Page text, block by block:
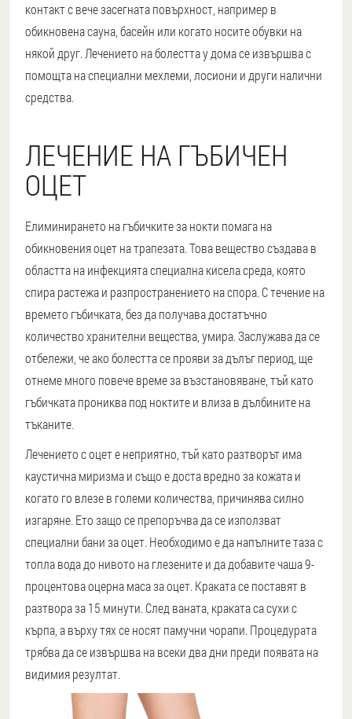
контакт с вече засегната повърхност, например в
обикновена сауна, басейн или когато носите обувки на
някой друг. Лечението на болестта у дома се извършва с
помощта на специални мехлеми, лосиони и други налични
средства.
ЛЕЧЕНИЕ НА ГЪБИЧЕН
ОЦЕТ
Елиминирането на гъбичките за нокти помага на
обикновения оцет на трапезата. Това вещество създава в
областта на инфекцията специална кисела среда, която
спира растежа и разпространението на спора. С течение на
времето гъбичката, без да получава достатъчно
количество хранителни вещества, умира. Заслужава да се
отбележи, че ако болестта се прояви за дълъг период, ще
отнеме много повече време за възстановяване, тъй като
гъбичката прониква под ноктите и влиза в дълбините на
тъканите.
Лечението с оцет е неприятно, тъй като разтворът има
каустична миризма и също е доста вредно за кожата и
когато го влезе в големи количества, причинява силно
изгаряне. Ето защо се препоръчва да се използват
специални бани за оцет. Необходимо е да напълните таза с
топла вода до нивото на глезените и да добавите чаша 9-
процентова оцерна маса за оцет. Краката се поставят в
разтвора за 15 минути. След ваната, краката са сухи с
кърпа, а върху тях се носят памучни чорапи. Процедурата
трябва да се извършва на всеки два дни преди появата на
видимия резултат.